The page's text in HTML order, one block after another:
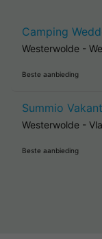
Camping
Westerwolde -
Beste aanbieding
Summio
Westerwolde -
Beste aanbieding